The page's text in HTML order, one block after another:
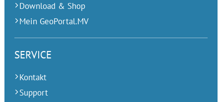
Download & Shop
Mein GeoPortal.MV
SERVICE
Kontakt
Support